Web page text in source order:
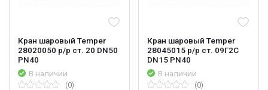
Кран шаровый Temper
28020050 р/р ст. 20 DN50
PN40
В наличии
(0)
Кран шаровый Temper
28045015 р/р ст. 09Г2С
DN15 PN40
В наличии
(0)